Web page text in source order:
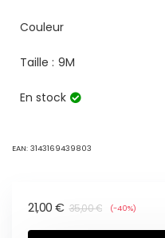
Couleur
Taille : 9M
En stock
EAN: 3143169439803
35,00€
21,00 € (-40%)